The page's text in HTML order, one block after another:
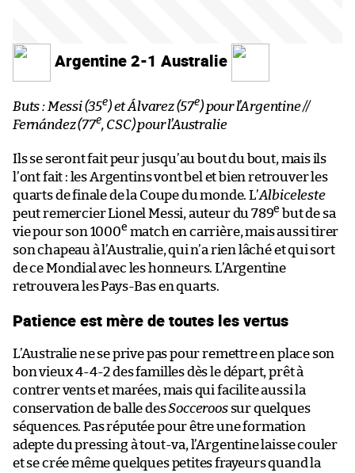
Argentine 2-1 Australie
Buts : Messi (35e) et Álvarez (57e) pour l’Argentine //
Fernández (77e, CSC) pour l’Australie
Ils se seront fait peur jusqu’au bout du bout, mais ils
l’ont fait : les Argentins vont bel et bien retrouver les
quarts de finale de la Coupe du monde. L’Albiceleste
peut remercier Lionel Messi, auteur du 789e but de sa
vie pour son 1000e match en carrière, mais aussi tirer
son chapeau à l’Australie, qui n’a rien lâché et qui sort
de ce Mondial avec les honneurs. L’Argentine
retrouvera les Pays-Bas en quarts.
Patience est mère de toutes les vertus
L’Australie ne se prive pas pour remettre en place son
bon vieux 4-4-2 des familles dès le départ, prêt à
contrer vents et marées, mais qui facilite aussi la
conservation de balle desSocceroossur quelques
séquences. Pas réputée pour être une formation
adepte du pressing à tout-va, l’Argentine laisse couler
et se crée même quelques petites frayeurs quand la